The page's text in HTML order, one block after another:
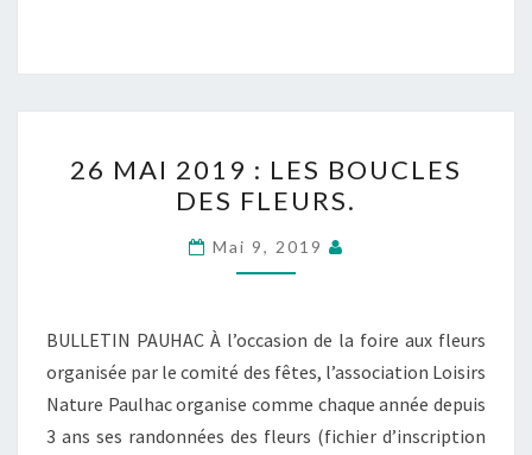
MAI
2019
LES
DES
FLEURS.
26 MAI 2019 : LES BOUCLES
DES FLEURS.
Mai 9, 2019
BULLETIN PAUHAC À l’occasion de la foire aux fleurs
organisée par le comité des fêtes, l’association Loisirs
Nature Paulhac organise comme chaque année depuis
3 ans ses randonnées des fleurs (fichier d’inscription